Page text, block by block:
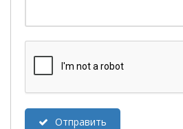
Отправить